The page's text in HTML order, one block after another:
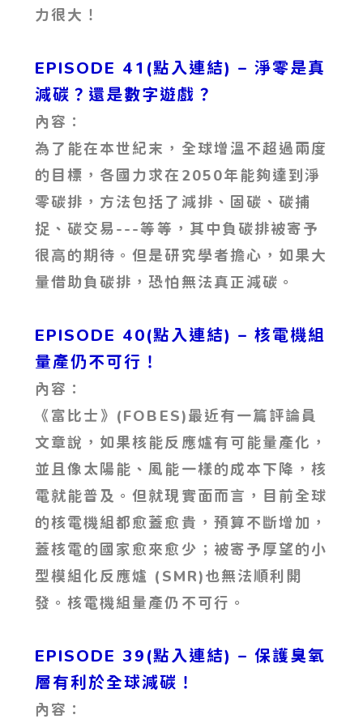
力很大！
EPISODE 41(點入連結) – 淨零是真
減碳？還是數字遊戲？
內容：
為了能在本世紀末，全球增溫不超過兩度
的目標，各國力求在2050年能夠達到淨
零碳排，方法包括了減排、固碳、碳捕
捉、碳交易---等等，其中負碳排被寄予
很高的期待。但是研究學者擔心，如果大
量借助負碳排，恐怕無法真正減碳。
EPISODE 40(點入連結) – 核電機組
量產仍不可行！
內容：
《富比士》(FOBES)最近有一篇評論員
文章說，如果核能反應爐有可能量產化，
並且像太陽能、風能一樣的成本下降，核
電就能普及。但就現實面而言，目前全球
的核電機組都愈蓋愈貴，預算不斷增加，
蓋核電的國家愈來愈少；被寄予厚望的小
型模組化反應爐 (SMR)也無法順利開
發。核電機組量產仍不可行。
EPISODE 39(點入連結) – 保護臭氧
層有利於全球減碳！
內容：